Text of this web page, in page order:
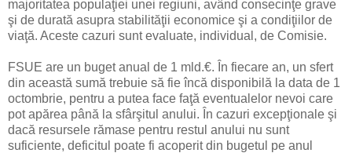
majoritatea populaţiei unei regiuni, având consecinţe grave
şi de durată asupra stabilităţii economice şi a condiţiilor de
viaţă. Aceste cazuri sunt evaluate, individual, de Comisie.
FSUE are un buget anual de 1 mld.€. În fiecare an, un sfert
din această sumă trebuie să fie încă disponibilă la data de 1
octombrie, pentru a putea face faţă eventualelor nevoi care
pot apărea până la sfârşitul anului. În cazuri excepţionale şi
dacă resursele rămase pentru restul anului nu sunt
suficiente, deficitul poate fi acoperit din bugetul pe anul